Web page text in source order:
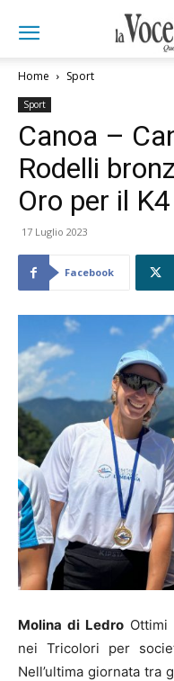
Home Sport
Sport
Canoa –
Rodelli
Oro per il
17 Luglio 2023
Facebook
Molina di Ledro
nei Tricolori per
Nell’ultima giornata tra